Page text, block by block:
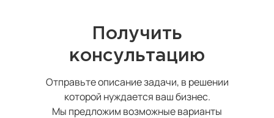
Получить
консультацию
Отправьте описание задачи, в решении
которой нуждается ваш бизнес.
Мы предложим возможные варианты